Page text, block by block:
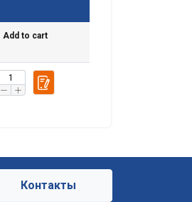
Add to cart
Контакты